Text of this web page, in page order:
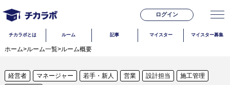
ログイン
チカラボとは ルーム 記事 マイスター マイスター募集
ホーム>ルーム一覧>ルーム概要
経営者 マネージャー 若手・新人 営業 設計担当
施工管理